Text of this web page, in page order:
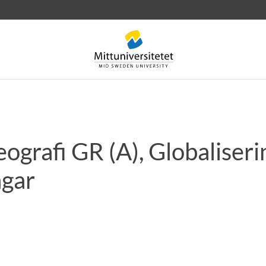
Personal Lediga jobb
GR (A),